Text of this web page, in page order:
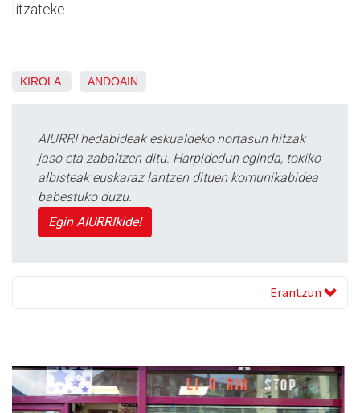
litzateke.
KIROLA ANDOAIN
AIURRI hedabideak eskualdeko nortasun hitzak
jaso eta zabaltzen ditu. Harpidedun eginda, tokiko
albisteak euskaraz lantzen dituen komunikabidea
babestuko duzu.
Egin AIURRIkide!
Erantzun